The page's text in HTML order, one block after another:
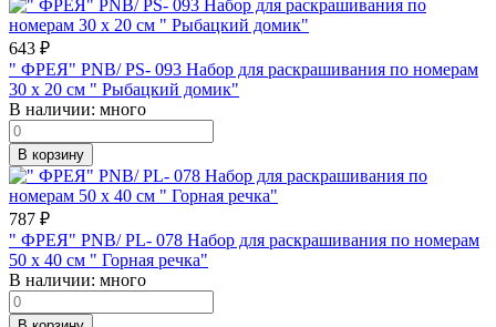
643 ₽
" ФРЕЯ" PNB/ PS- 093 Набор для раскрашивания по номерам
30 х 20 см " Рыбацкий домик"
В наличии: много
В корзину
787 ₽
" ФРЕЯ" PNB/ PL- 078 Набор для раскрашивания по номерам
50 х 40 см " Горная речка"
В наличии: много